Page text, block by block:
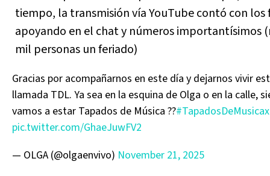
tiempo, la transmisión vía YouTube contó con los
apoyando en el chat y números importantísimos
mil personas un feriado)
Gracias por acompañarnos en este día y dejarnos vivir
llamada TDL. Ya sea en la esquina de Olga o en la calle,
vamos a estar Tapados de Música ??
pic.twitter.com/GhaeJuwFV2
— OLGA (@olgaenvivo) November 21, 2025